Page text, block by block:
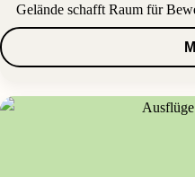
Gelände schafft Raum für